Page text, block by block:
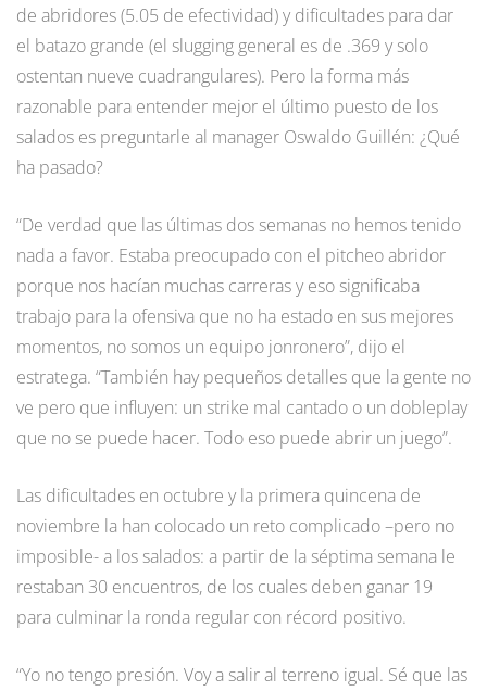
de abridores (5.05 de efectividad) y dificultades para dar
el batazo grande (el slugging general es de .369 y solo
ostentan nueve cuadrangulares). Pero la forma más
razonable para entender mejor el último puesto de los
salados es preguntarle al manager Oswaldo Guillén: ¿Qué
ha pasado?
“De verdad que las últimas dos semanas no hemos tenido
nada a favor. Estaba preocupado con el pitcheo abridor
porque nos hacían muchas carreras y eso significaba
trabajo para la ofensiva que no ha estado en sus mejores
momentos, no somos un equipo jonronero”, dijo el
estratega. “También hay pequeños detalles que la gente no
ve pero que influyen: un strike mal cantado o un dobleplay
que no se puede hacer. Todo eso puede abrir un juego”.
Las dificultades en octubre y la primera quincena de
noviembre la han colocado un reto complicado –pero no
imposible- a los salados: a partir de la séptima semana le
restaban 30 encuentros, de los cuales deben ganar 19
para culminar la ronda regular con récord positivo.
“Yo no tengo presión. Voy a salir al terreno igual. Sé que las